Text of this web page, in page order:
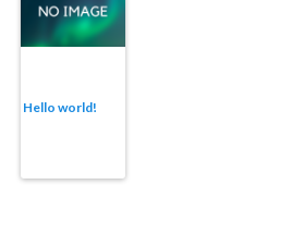
Hello world!